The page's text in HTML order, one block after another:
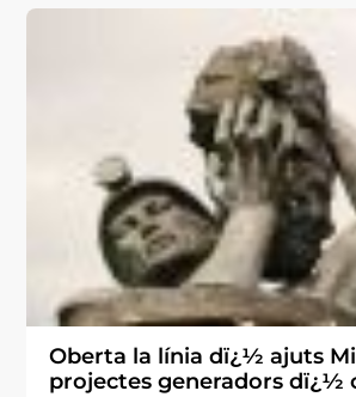
Oberta la línia dï¿½ ajuts
projectes generadors dï¿½